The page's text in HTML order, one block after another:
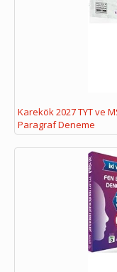
Karekök 2027 TYT ve
Paragraf Deneme